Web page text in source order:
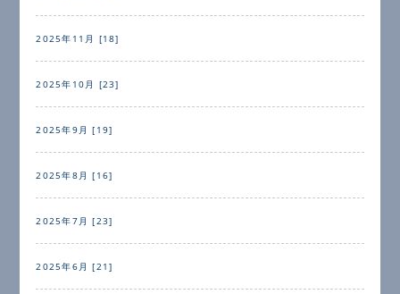
2025年11月 [18]
2025年10月 [23]
2025年9月 [19]
2025年8月 [16]
2025年7月 [23]
2025年6月 [21]